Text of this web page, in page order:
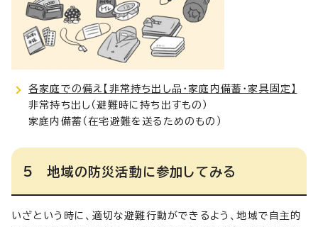
各家庭での備え【非常持ち出し品・家庭内備蓄・家具固定】
非常持ち出し（避難時に持ち出すもの）
家庭内備蓄（在宅避難を送るためのもの）
5 地域の防災活動に参加してみる
いざという時に、適切な避難行動ができるよう、地域で自主的